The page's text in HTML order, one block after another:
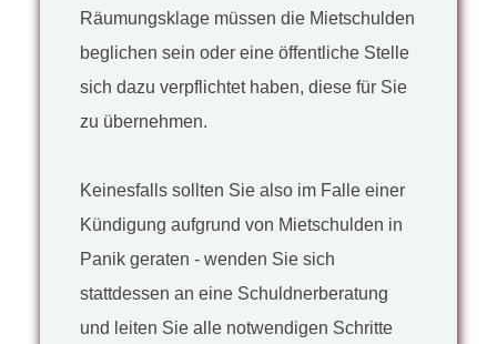
Räumungsklage müssen die Mietschulden
beglichen sein oder eine öffentliche Stelle
sich dazu verpflichtet haben, diese für Sie
zu übernehmen.
Keinesfalls sollten Sie also im Falle einer
Kündigung aufgrund von Mietschulden in
Panik geraten - wenden Sie sich
stattdessen an eine Schuldnerberatung
und leiten Sie alle notwendigen Schritte